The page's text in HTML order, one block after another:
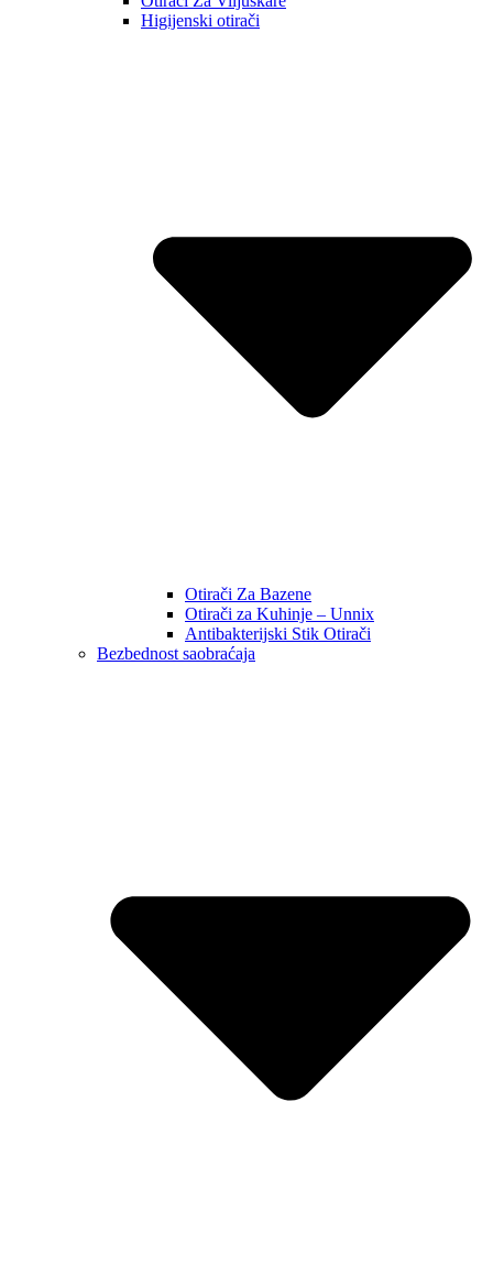
Higijenski otirači
Otirači Za Bazene
Otirači za Kuhinje – Unnix
Antibakterijski Stik Otirači
Bezbednost saobraćaja